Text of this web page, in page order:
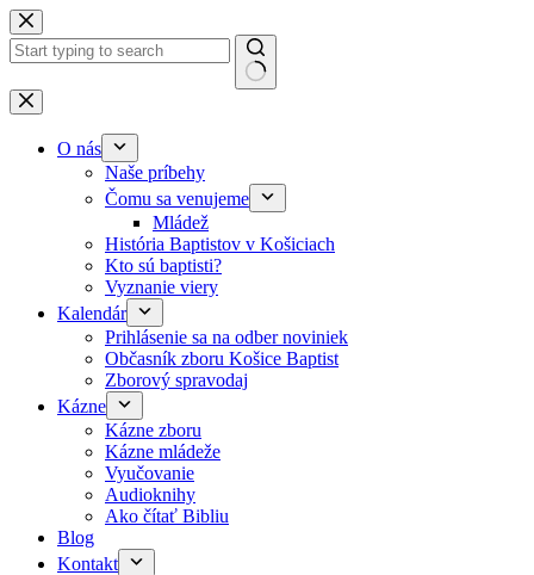
Skip to content
No results
O nás
Naše príbehy
Čomu sa venujeme
Mládež
História Baptistov v Košiciach
Kto sú baptisti?
Vyznanie viery
Kalendár
Prihlásenie sa na odber noviniek
Občasník zboru Košice Baptist
Zborový spravodaj
Kázne
Kázne zboru
Kázne mládeže
Vyučovanie
Audioknihy
Ako čítať Bibliu
Blog
Kontakt